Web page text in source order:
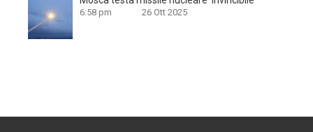
6:58 pm 26 Ott 2025